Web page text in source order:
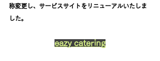
称変更し、サービスサイトをリニューアルいたしま
した。
eazy catering